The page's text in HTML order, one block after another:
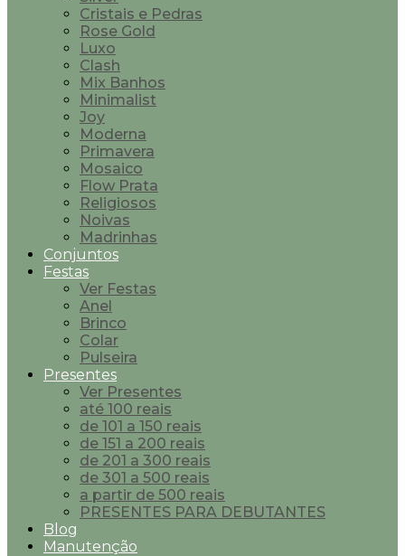
Cristais e Pedras
Rose Gold
Luxo
Clash
Mix Banhos
Minimalist
Joy
Moderna
Primavera
Mosaico
Flow Prata
Religiosos
Noivas
Madrinhas
Conjuntos
Festas
Ver Festas
Anel
Brinco
Colar
Pulseira
Presentes
Ver Presentes
até 100 reais
de 101 a 150 reais
de 151 a 200 reais
de 201 a 300 reais
de 301 a 500 reais
a partir de 500 reais
PRESENTES PARA DEBUTANTES
Blog
Manutenção